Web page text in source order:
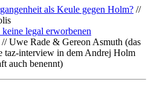
als Keule gegen Holm? //
keine legal erworbenen
// Uwe Rade & Gereon Asmuth (das
taz-interview in dem Andrej Holm
auch benennt)